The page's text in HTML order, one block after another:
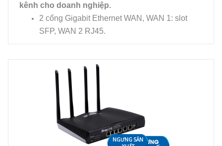
kênh cho doanh nghiệp.
2 cổng Gigabit Ethernet WAN, WAN 1: slot
SFP, WAN 2 RJ45.
NGƯNG SẢN